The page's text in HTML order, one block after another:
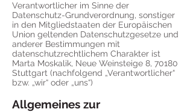
Verantwortlicher im Sinne der
Datenschutz-Grundverordnung, sonstiger
in den Mitgliedstaaten der Europäischen
Union geltenden Datenschutzgesetze und
anderer Bestimmungen mit
datenschutzrechtlichem Charakter ist
Marta Moskalik, Neue Weinsteige 8, 70180
Stuttgart (nachfolgend „Verantwortlicher“
bzw. „wir“ oder „uns“)
Allgemeines zur